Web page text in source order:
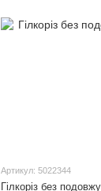
Артикул: 5022344
Гілкоріз без